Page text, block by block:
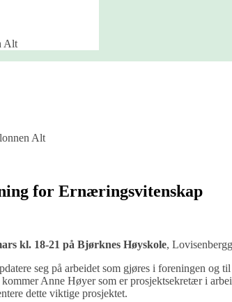
Alt
Alt
for Ernæringsvitenskap
kl. 18-21 på Bjørknes Høyskole,
seg på arbeidet som gjøres i foreningen og
Anne Høyer som er prosjektsekretær i
dette viktige prosjektet.